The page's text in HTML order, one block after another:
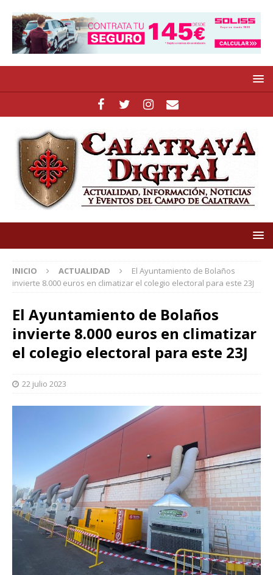
INICIO ACTUALIDAD
El Ayuntamiento de Bolaños
invierte 8.000 euros en climatizar el colegio electoral para este 23J
El Ayuntamiento de Bolaños
invierte 8.000 euros en climatizar
el colegio electoral para este 23J
22 julio 2023